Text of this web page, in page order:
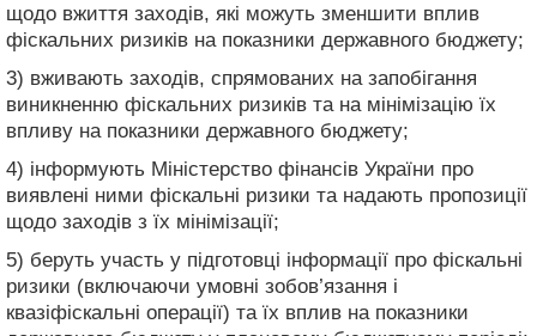
щодо вжиття заходів, які можуть зменшити вплив
фіскальних ризиків на показники державного бюджету;
3) вживають заходів, спрямованих на запобігання
виникненню фіскальних ризиків та на мінімізацію їх
впливу на показники державного бюджету;
4) інформують Міністерство фінансів України про
виявлені ними фіскальні ризики та надають пропозиції
щодо заходів з їх мінімізації;
5) беруть участь у підготовці інформації про фіскальні
ризики (включаючи умовні зобов’язання і
квазіфіскальні операції) та їх вплив на показники